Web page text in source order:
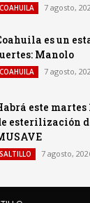
COAHUILA 7 agosto,
es un
Manolo
COAHUILA 7 agosto,
este martes
esterilización
SALTILLO 7 agosto,